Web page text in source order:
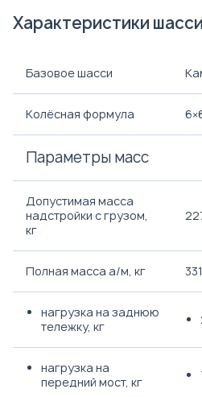
Характеристики шасси
Базовое шасси
Колёсная формула
Параметры масс
Допустимая масса
надстройки с грузом,
кг
Полная масса а/м, кг
нагрузка на заднюю
тележку, кг
нагрузка на
передний мост, кг